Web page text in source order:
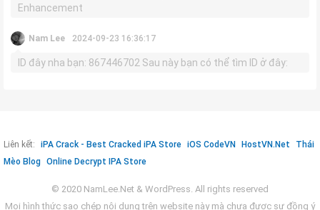
Enhancement
Nam Lee 2024-09-23 16:36:17
ID đây nha bạn: 867446702 Sau này bạn có thể tìm ID ở đây:
Liên kết: iPA Crack - Best Cracked iPA Store iOS CodeVN HostVN.Net
Thái
Mèo Blog Online Decrypt IPA Store
© 2020 NamLee.Net & WordPress. All rights reserved
Mọi hình thức sao chép nội dung trên website này mà chưa được sự đồng ý